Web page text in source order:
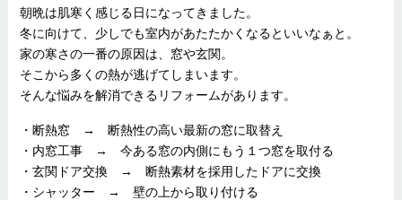
朝晩は肌寒く感じる日になってきました。
冬に向けて、少しでも室内があたたかくなるといいなぁと。
家の寒さの一番の原因は、窓や玄関。
そこから多くの熱が逃げてしまいます。
そんな悩みを解消できるリフォームがあります。
・断熱窓 → 断熱性の高い最新の窓に取替え
・内窓工事 → 今ある窓の内側にもう１つ窓を取付る
・玄関ドア交換 → 断熱素材を採用したドアに交換
・シャッター → 壁の上から取り付ける